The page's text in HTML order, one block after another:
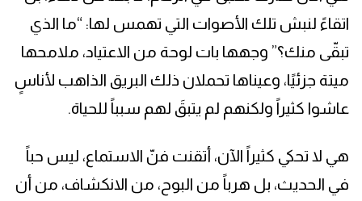
اتقاءً لنبش تلك الأصوات التي تهمس لها: “ما الذي
تبقّى منك؟” وجهها بات لوحة من الاعتياد، ملامحها
ميتة جزئيًا، وعيناها تحملان ذلك البريق الذاهب لأناسٍ
عاشوا كثيراً ولكنهم لم يتبقَ لهم سبباً للحياة.
هي لا تحكي كثيراً الآن، أتقنت فنّ الاستماع، ليس حباً
في الحديث، بل هرباً من البوح، من الانكشاف، من أن